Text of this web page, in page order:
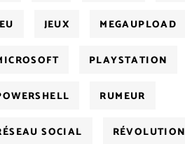
JEUX MEGAUPLOAD
PLAYSTATION
RUMEUR
SOCIAL RÉVOLUTION